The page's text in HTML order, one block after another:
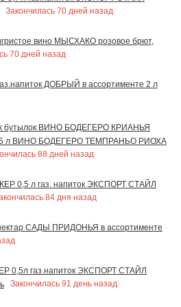
Закончилась 70 дней назад
вино МЫСХАКО розовое брют,
70 дней назад
ДОБРЫЙ в ассортименте 2 л
бутылок ВИНО БОДЕГЕРО КРИАНЬЯ
л ВИНО БОДЕГЕРО ТЕМПРАНЬО РИОХА
88 дней назад
0,5 л газ. напиток ЭКСПОРТ СТАЙЛ
84 дня назад
САДЫ ПРИДОНЬЯ в ассортименте
0,5л газ.напиток ЭКСПОРТ СТАЙЛ
Закончилась 91 день назад